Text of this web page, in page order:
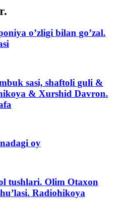
o’zligi bilan go’zal.
sasi, shaftoli guli &
& Xurshid Davron.
oy
tushlari. Olim Otaxon
Radiohikoya